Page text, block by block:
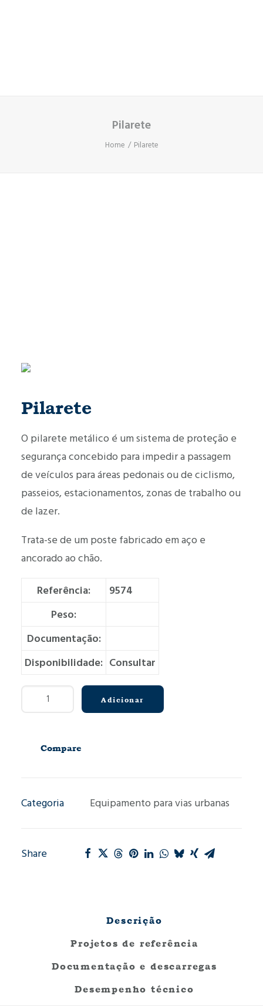
Pilarete
Home Pilarete
Pilarete
O pilarete metálico é um sistema de proteção e
segurança concebido para impedir a passagem
de veículos para áreas pedonais ou de ciclismo,
passeios, estacionamentos, zonas de trabalho ou
de lazer.
Trata-se de um poste fabricado em aço e
ancorado ao chão.
Referência:
9574
Peso:
Documentação:
Disponibilidade: Consultar
Quantidade
Adicionar
Compare
Categoria Equipamento para vias urbanas
Share
Descrição
Projetos de referência
Documentação e descarregas
Desempenho técnico